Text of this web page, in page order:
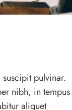
pulvinar.
nibh, in tempus
aliquet